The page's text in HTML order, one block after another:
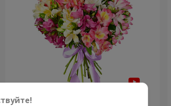
Букет "Сказка для двоих!"